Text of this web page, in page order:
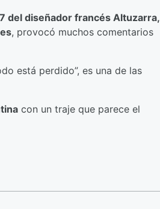
del diseñador francés Altuzarra,
, provocó muchos comentarios
está perdido”, es una de las
con un traje que parece el